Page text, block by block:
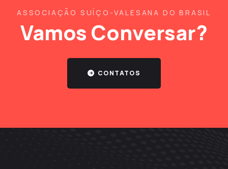
ASSOCIAÇÃO SUÍÇO-VALESANA DO BRASIL
Vamos Conversar?
CONTATOS